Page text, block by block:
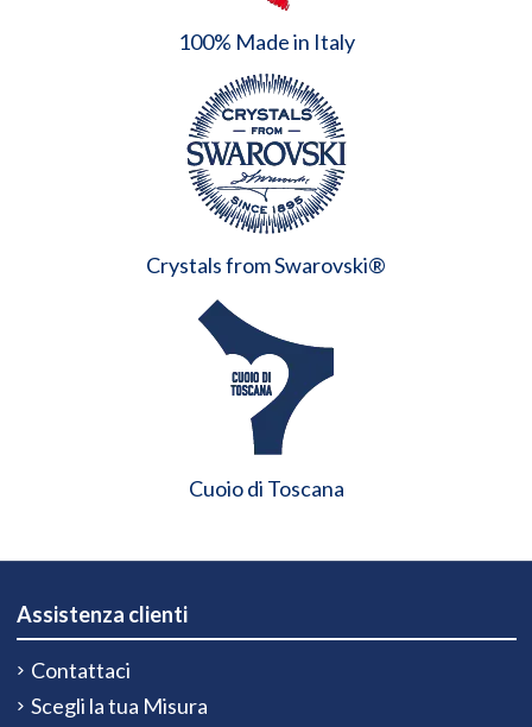
100% Made in Italy
Crystals from Swarovski®
Cuoio di Toscana
Assistenza clienti
Contattaci
Scegli la tua Misura